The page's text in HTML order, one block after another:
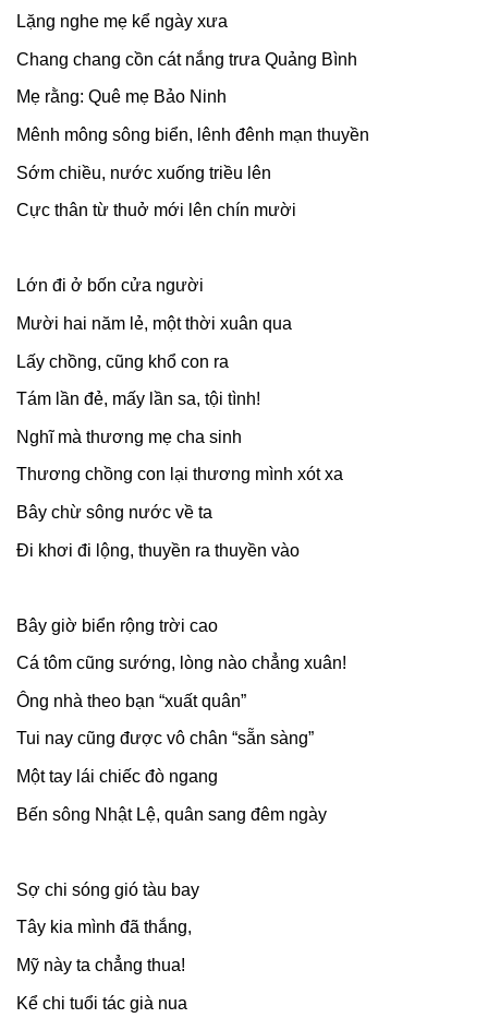
Lặng nghe mẹ kể ngày xưa
Chang chang cồn cát nắng trưa Quảng Bình
Mẹ rằng: Quê mẹ Bảo Ninh
Mênh mông sông biển, lênh đênh mạn thuyền
Sớm chiều, nước xuống triều lên
Cực thân từ thuở mới lên chín mười
Lớn đi ở bốn cửa người
Mười hai năm lẻ, một thời xuân qua
Lấy chồng, cũng khổ con ra
Tám lần đẻ, mấy lần sa, tội tình!
Nghĩ mà thương mẹ cha sinh
Thương chồng con lại thương mình xót xa
Bây chừ sông nước về ta
Đi khơi đi lộng, thuyền ra thuyền vào
Bây giờ biển rộng trời cao
Cá tôm cũng sướng, lòng nào chẳng xuân!
Ông nhà theo bạn “xuất quân”
Tui nay cũng được vô chân “sẵn sàng”
Một tay lái chiếc đò ngang
Bến sông Nhật Lệ, quân sang đêm ngày
Sợ chi sóng gió tàu bay
Tây kia mình đã thắng,
Mỹ này ta chẳng thua!
Kể chi tuổi tác già nua